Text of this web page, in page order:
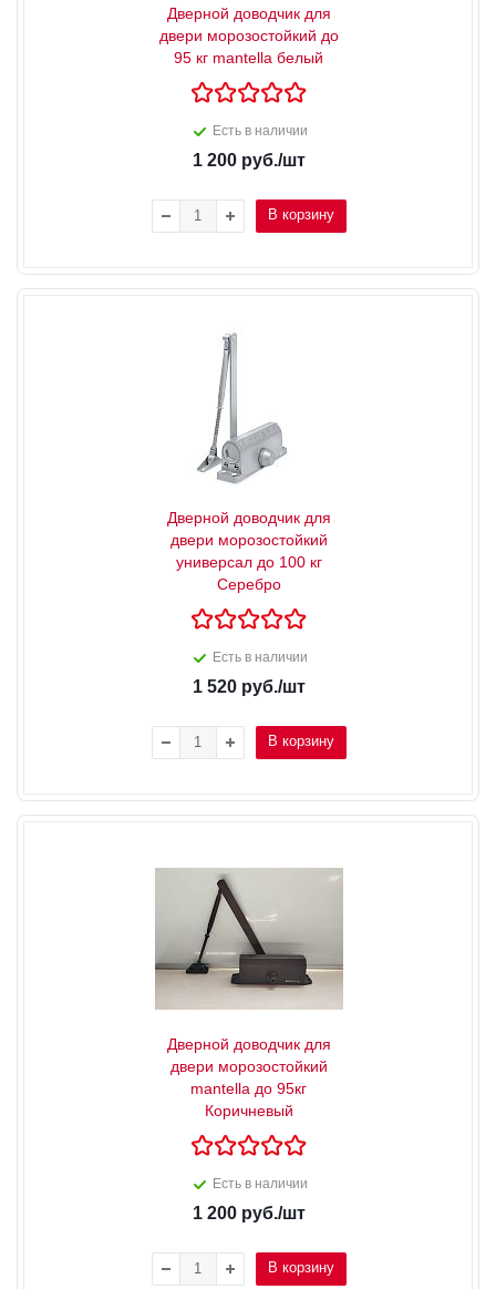
Дверной доводчик для
двери морозостойкий до
95 кг mantella белый
Есть в наличии
1 200руб./шт
В корзину
Дверной доводчик для
двери морозостойкий
универсал до 100 кг
Серебро
Есть в наличии
1 520руб./шт
В корзину
Дверной доводчик для
двери морозостойкий
mantella до 95кг
Коричневый
Есть в наличии
1 200руб./шт
В корзину